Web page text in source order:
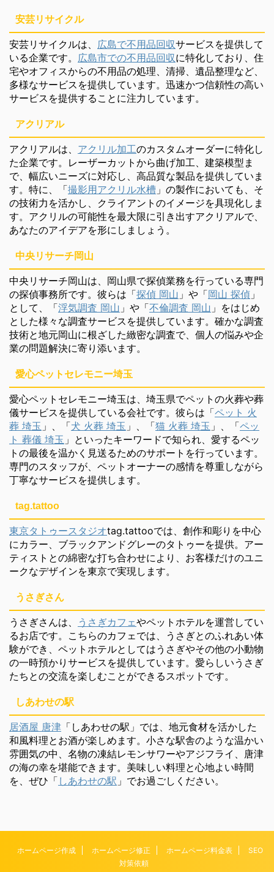
安芸リサイクル
安芸リサイクルは、 広島で不用品回収サービスを提供して
いる企業です。 広島市での不用品回収に特化しており、住
宅やオフィスからの不用品の処理、清掃、遺品整理など、
多様なサービスを提供しています。迅速かつ信頼性の高い
サービスを提供することに注力しています。
アクリアル
アクリアルは、 アクリル加工のカスタムオーダーに特化し
た企業です。レーザーカットから曲げ加工、建築模型ま
で、幅広いニーズに対応し、高品質な製品を提供していま
す。特に、「撮影用アクリル水槽 」の製作においても、そ
の技術力を活かし、クライアントのイメージを具現化しま
す。アクリルの可能性を最大限に引き出すアクリアルで、
あなたのアイデアを形にしましょう。
中央リサーチ岡山
中央リサーチ岡山は、岡山県で探偵業務を行っている専門
の探偵事務所です。彼らは「探偵 岡山 」や「岡山 探偵 」
として、「浮気調査 岡山 」や「不倫調査 岡山 」をはじめ
とした様々な調査サービスを提供しています。確かな調査
技術と地元岡山に根ざした緻密な調査で、個人の悩みや企
業の問題解決に寄り添います。
愛心ペットセレモニー埼玉
愛心ペットセレモニー埼玉は、埼玉県でペットの火葬や葬
儀サービスを提供している会社です。彼らは「ペット 火
葬 埼玉 」、「犬 火葬 埼玉 」、「猫 火葬 埼玉 」、「ペッ
ト 葬儀 埼玉 」といったキーワードで知られ、愛するペッ
トの最後を温かく見送るためのサポートを行っています。
専門のスタッフが、ペットオーナーの感情を尊重しながら
丁寧なサービスを提供します。
tag.tattoo
東京タトゥースタジオtag.tattooでは、創作和彫りを中心
にカラー、ブラックアンドグレーのタトゥーを提供。アー
ティストとの綿密な打ち合わせにより、お客様だけのユニ
ークなデザインを東京で実現します。
うさぎさん
うさぎさんは、 うさぎカフェやペットホテルを運営してい
るお店です。こちらのカフェでは、うさぎとのふれあい体
験ができ、ペットホテルとしてはうさぎやその他の小動物
の一時預かりサービスを提供しています。愛らしいうさぎ
たちとの交流を楽しむことができるスポットです。
しあわせの駅
居酒屋 唐津 「しあわせの駅」では、地元食材を活かした
和風料理とお酒が楽しめます。小さな駅舎のような温かい
雰囲気の中、名物の凍結レモンサワーやアジフライ、唐津
の海の幸を堪能できます。美味しい料理と心地よい時間
を、ぜひ「 しあわせの駅 」でお過ごしください。
ホームページ作成 ホームページ修正 ホームページ料金表
SEO
対策依頼